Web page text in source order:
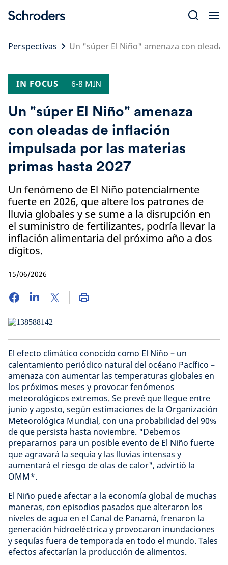
content
Perspectivas
Un "súper El Niño" amenaza con
IN FOCUS 6-8 MIN
Un "súper El Niño" amenaza
con oleadas de inflación
impulsada por las materias
primas hasta 2027
Un fenómeno de El Niño potencialmente
fuerte en 2026, que altere los patrones de
lluvia globales y se sume a la disrupción en
el suministro de fertilizantes, podría llevar la
inflación alimentaria del próximo año a dos
dígitos.
15/06/2026
El efecto climático conocido como El Niño – un
calentamiento periódico natural del océano Pacífico –
amenaza con aumentar las temperaturas globales en
los próximos meses y provocar fenómenos
meteorológicos extremos. Se prevé que llegue entre
junio y agosto, según estimaciones de la Organización
Meteorológica Mundial, con una probabilidad del 90%
de que persista hasta noviembre. "Debemos
prepararnos para un posible evento de El Niño fuerte
que agravará la sequía y las lluvias intensas y
aumentará el riesgo de olas de calor", advirtió la
OMM*.
El Niño puede afectar a la economía global de muchas
maneras, con episodios pasados que alteraron los
niveles de agua en el Canal de Panamá, frenaron la
generación hidroeléctrica y provocaron inundaciones
y sequías fuera de temporada en todo el mundo. Tales
efectos afectarían la producción de alimentos.